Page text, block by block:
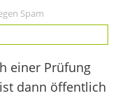
Spam
einer Prüfung
dann öffentlich